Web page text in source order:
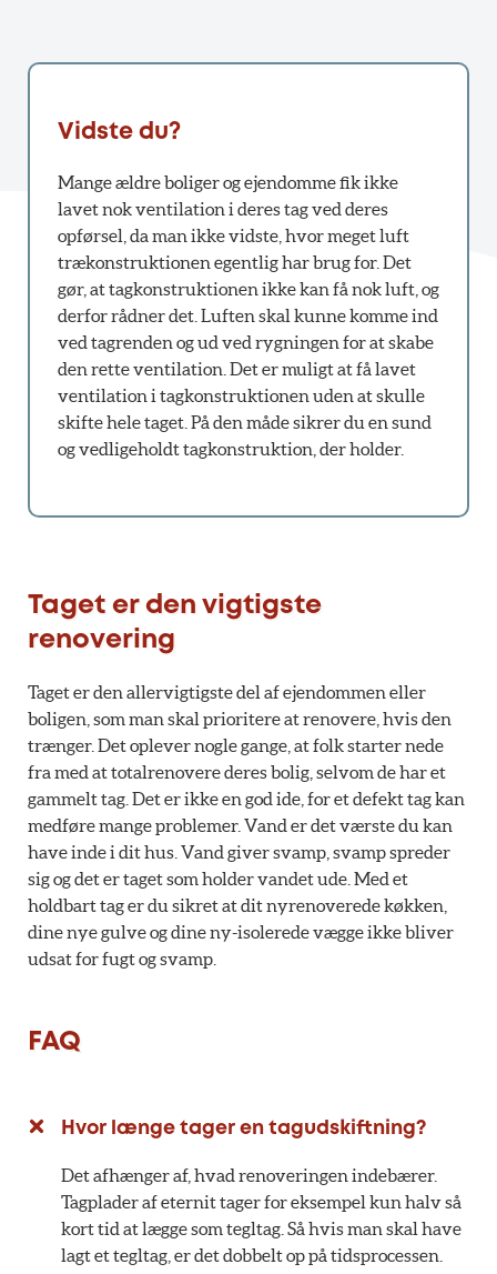
Vidste du?
Mange ældre boliger og ejendomme fik ikke
lavet nok ventilation i deres tag ved deres
opførsel, da man ikke vidste, hvor meget luft
trækonstruktionen egentlig har brug for. Det
gør, at tagkonstruktionen ikke kan få nok luft, og
derfor rådner det. Luften skal kunne komme ind
ved tagrenden og ud ved rygningen for at skabe
den rette ventilation. Det er muligt at få lavet
ventilation i tagkonstruktionen uden at skulle
skifte hele taget. På den måde sikrer du en sund
og vedligeholdt tagkonstruktion, der holder.
Taget er den vigtigste
renovering
Taget er den allervigtigste del af ejendommen eller
boligen, som man skal prioritere at renovere, hvis den
trænger. Det oplever nogle gange, at folk starter nede
fra med at totalrenovere deres bolig, selvom de har et
gammelt tag. Det er ikke en god ide, for et defekt tag kan
medføre mange problemer. Vand er det værste du kan
have inde i dit hus. Vand giver svamp, svamp spreder
sig og det er taget som holder vandet ude. Med et
holdbart tag er du sikret at dit nyrenoverede køkken,
dine nye gulve og dine ny-isolerede vægge ikke bliver
udsat for fugt og svamp.
FAQ
Hvor længe tager en tagudskiftning?
Det afhænger af, hvad renoveringen indebærer.
Tagplader af eternit tager for eksempel kun halv så
kort tid at lægge som tegltag. Så hvis man skal have
lagt et tegltag, er det dobbelt op på tidsprocessen.